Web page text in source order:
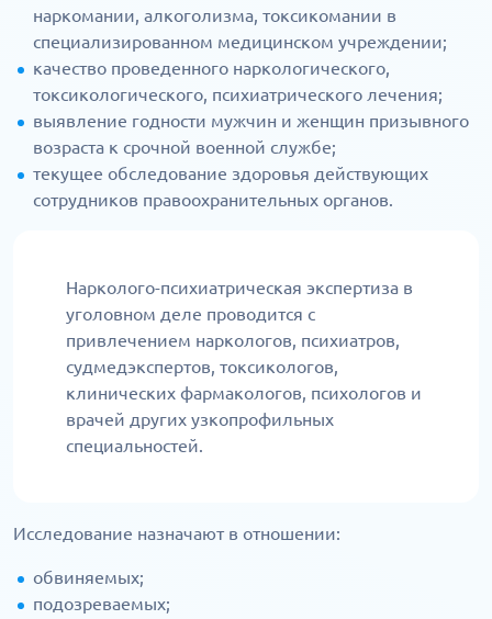
наркомании, алкоголизма, токсикомании в
специализированном медицинском учреждении;
качество проведенного наркологического,
токсикологического, психиатрического лечения;
выявление годности мужчин и женщин призывного
возраста к срочной военной службе;
текущее обследование здоровья действующих
сотрудников правоохранительных органов.
Нарколого-психиатрическая экспертиза в
уголовном деле проводится с
привлечением наркологов, психиатров,
судмедэкспертов, токсикологов,
клинических фармакологов, психологов и
врачей других узкопрофильных
специальностей.
Исследование назначают в отношении:
обвиняемых;
подозреваемых;